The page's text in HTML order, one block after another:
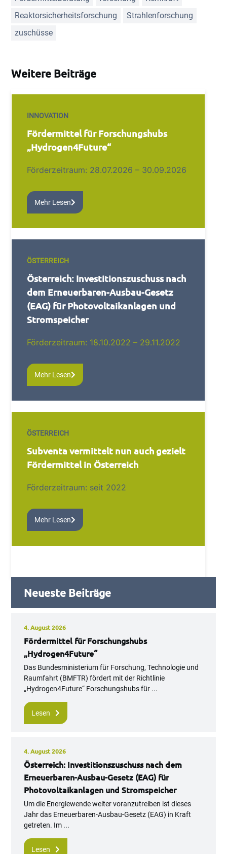
Reaktorsicherheitsforschung
Strahlenforschung
zuschüsse
Weitere Beiträge
INNOVATION
Fördermittel für Forschungshubs
„Hydrogen4Future“
Förderzeitraum: 28.07.2026 – 30.09.2026
Mehr Lesen
ÖSTERREICH
Österreich: Investitionszuschuss nach
dem Erneuerbaren-Ausbau-Gesetz
(EAG) für Photovoltaikanlagen und
Stromspeicher
Förderzeitraum: 18.10.2022 – 29.11.2022
Mehr Lesen
ÖSTERREICH
Subventa vermittelt nun auch gezielt
Fördermittel in Österreich
Förderzeitraum: seit 2022
Mehr Lesen
Neueste Beiträge
4. August 2026
Fördermittel für Forschungshubs
„Hydrogen4Future“
Das Bundesministerium für Forschung, Technologie und
Raumfahrt (BMFTR) fördert mit der Richtlinie
„Hydrogen4Future“ Forschungshubs für ...
Lesen
4. August 2026
Österreich: Investitionszuschuss nach dem
Erneuerbaren-Ausbau-Gesetz (EAG) für
Photovoltaikanlagen und Stromspeicher
Um die Energiewende weiter voranzutreiben ist dieses
Jahr das Erneuerbaren-Ausbau-Gesetz (EAG) in Kraft
getreten. Im ...
Lesen